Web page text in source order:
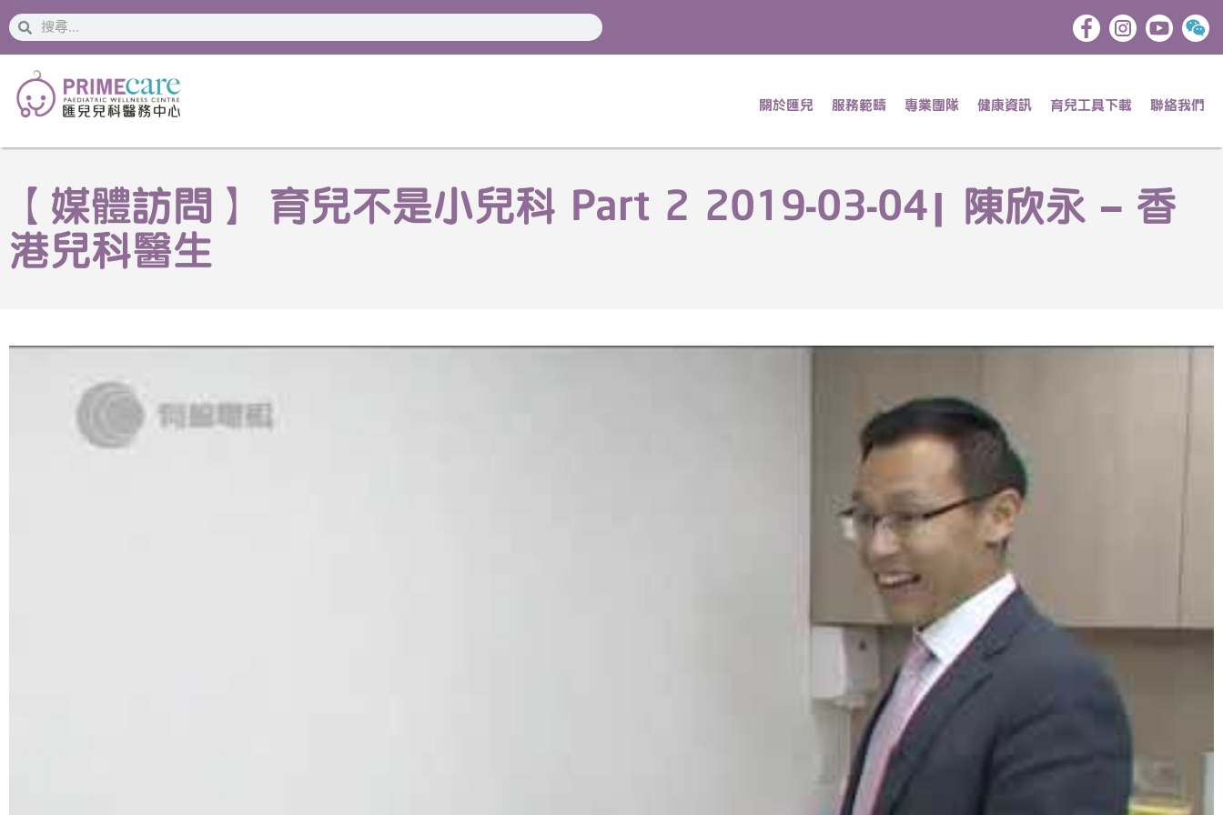
搜
索
搜
索
關於匯兒 服務範疇 專業團隊 健康資訊 育兒工具下載 聯絡我們
【媒體訪問】 育兒不是小兒科 Part 2 2019-03-04| 陳欣永 – 香
港兒科醫生